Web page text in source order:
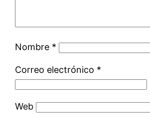
Nombre *
Correo electrónico *
Web